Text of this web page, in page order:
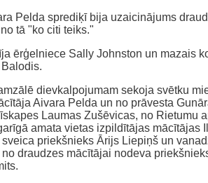
Pelda sprediķī bija uzaicinājums
tā "ko citi teiks."
ērģelniece Sally Johnston un mazais
dievkalpojumam sekoja svētku
Aivara Pelda un no prāvesta
Laumas Zušēvicas, no Rietumu
amata vietas izpildītājas mācītājas
priekšnieks Ārijs Liepiņš un
draudzes mācītājai nodeva